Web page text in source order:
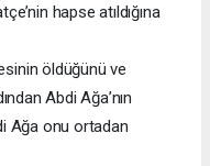
hapse atıldığına
öldüğünü ve
Abdi Ağa’nın
Ağa onu ortadan